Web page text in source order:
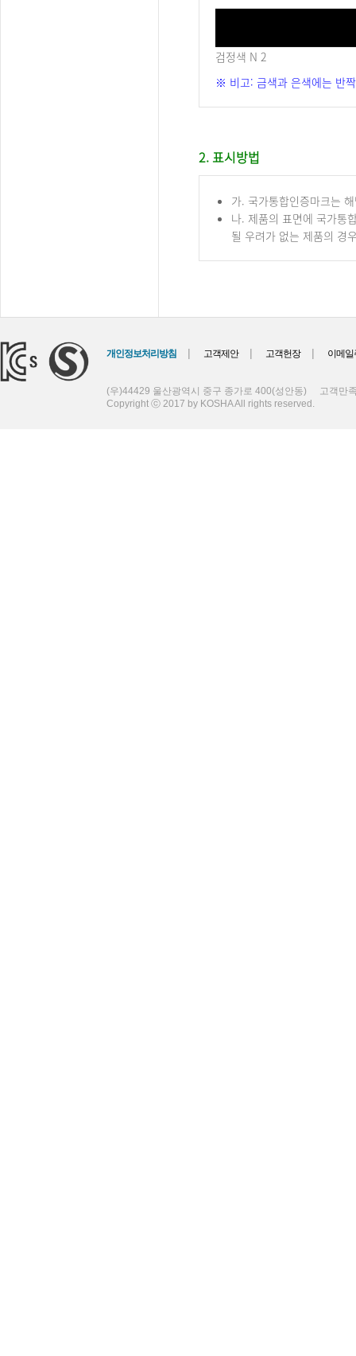
검정색 N 2
※ 비고: 금색과 은색에는 반
2. 표시방법
가. 국가통합인증마크는
나. 제품의 표면에 국가통
될 우려가 없는 제품의 경
개인정보처리방침 | 고객제안 | 고객헌장 | 이메
(우)44429 울산광역시 중구 종가로 400(성안동)
고객만
Copyright ⓒ 2017 by KOSHA All rights reserved.